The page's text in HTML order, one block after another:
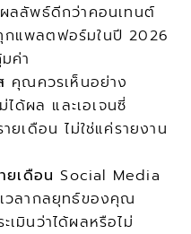
ลลัพธ์ดีกว่าคอนเทนต์
กแพลตฟอร์มในปี 2026
ค่า
คุณควรเห็นอย่าง
ได้ผล และเอเจนซี่
ยเดือน ไม่ใช่แค่รายงาน
ยเดือน Social Media
วลากลยุทธ์ของคุณ
มินว่าได้ผลหรือไม่